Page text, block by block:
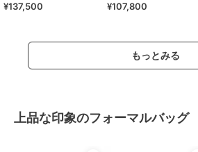
M 本革（商品番号：P25-
¥137,500
M 本革 ステッチ（商品番号：
¥107,800
もっとみる
上品な印象のフォーマルバッグ